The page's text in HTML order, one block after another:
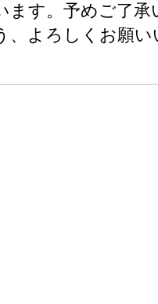
ます。予めご了承
、よろしくお願い